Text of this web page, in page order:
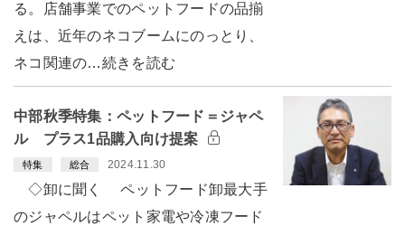
る。店舗事業でのペットフードの品揃
えは、近年のネコブームにのっとり、
ネコ関連の…続きを読む
中部秋季特集：ペットフード＝ジャペ
ル プラス1品購入向け提案
特集 総合 2024.11.30
◇卸に聞く ペットフード卸最大手
のジャペルはペット家電や冷凍フード